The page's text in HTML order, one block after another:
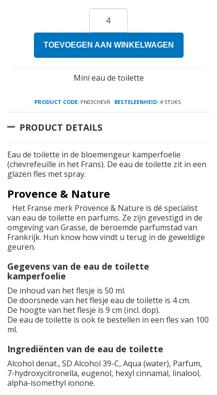
TOEVOEGEN AAN WINKELWAGEN
Mini eau de toilette
PRODUCT CODE:PN03CHEVR BESTELEENHEID:4 STUKS
PRODUCT DETAILS
Eau de toilette in de bloemengeur kamperfoelie
(chevrefeuille in het Frans). De eau de toilette zit in een
glazen fles met spray.
Provence & Nature
Het Franse merk Provence & Nature is dé specialist
van eau de toilette en parfums. Ze zijn gevestigd in de
omgeving van Grasse, de beroemde parfumstad van
Frankrijk. Hun know how vindt u terug in de geweldige
geuren.
Gegevens van de eau de toilette
kamperfoelie
De inhoud van het flesje is 50 ml.
De doorsnede van het flesje eau de toilette is 4 cm.
De hoogte van het flesje is 9 cm (incl. dop).
De eau de toilette is ook te bestellen in een fles van 100
ml.
Ingrediënten van de eau de toilette
Alcohol denat., SD Alcohol 39-C, Aqua (water), Parfum,
7-hydroxycitronella, eugenol, hexyl cinnamal, linalool,
alpha-isomethyl ionone.